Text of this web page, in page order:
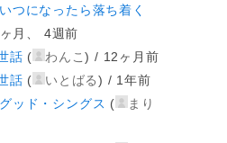
つになったら落ち着く
月、 4週前
話 ( わんこ) / 12ヶ月前
話 ( いとばる) / 1年前
ッド・シングス (
まり